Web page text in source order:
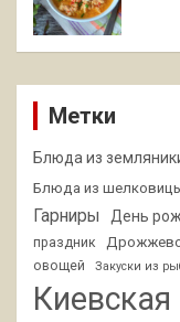
Метки
Блюда из
Блюда из
Гарниры День
праздник
овощей
Закуски из
Киевская